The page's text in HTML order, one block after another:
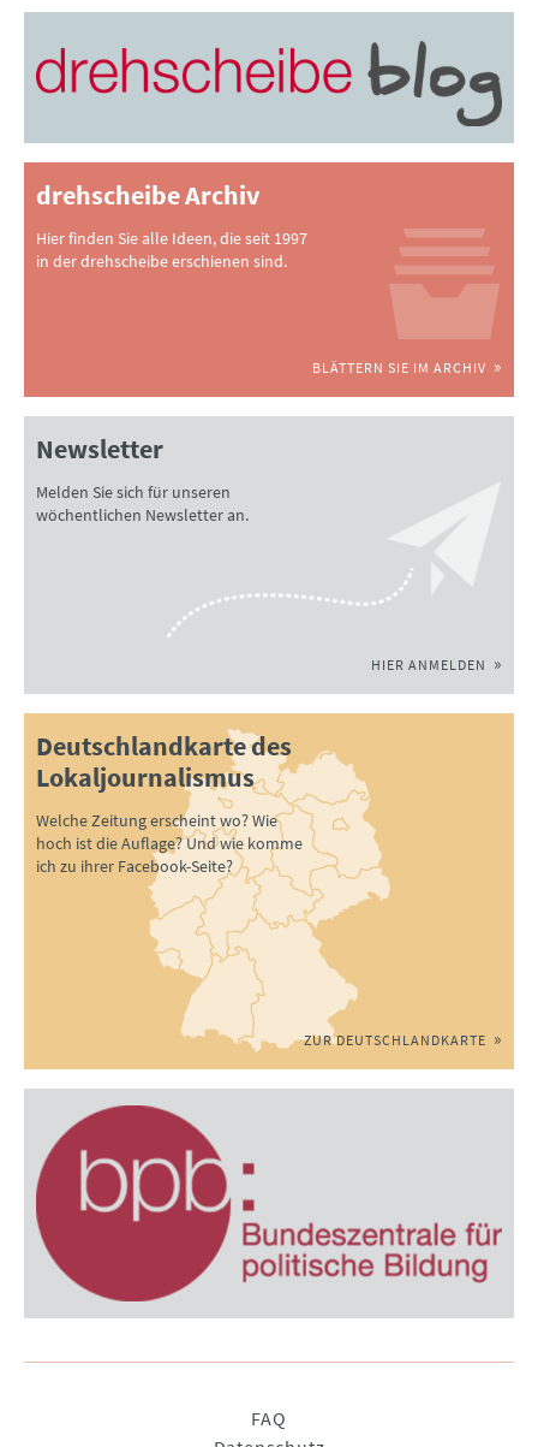
drehscheibe Archiv
Hier finden Sie alle Ideen, die seit 1997
in der drehscheibe erschienen sind.
BLÄTTERN SIE IM ARCHIV
Newsletter
Melden Sie sich für unseren
wöchentlichen Newsletter an.
HIER ANMELDEN
Deutschlandkarte des
Lokaljournalismus
Welche Zeitung erscheint wo? Wie
hoch ist die Auflage? Und wie komme
ich zu ihrer Facebook-Seite?
ZUR DEUTSCHLANDKARTE
FAQ